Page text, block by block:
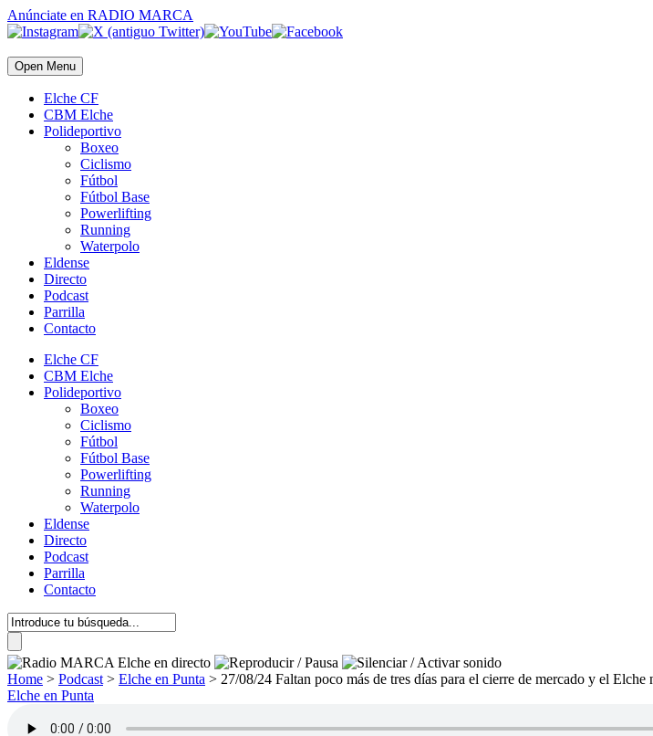
Anúnciate en RADIO MARCA
Open Menu
Elche CF
CBM Elche
Polideportivo
Boxeo
Ciclismo
Fútbol
Fútbol Base
Powerlifting
Running
Waterpolo
Eldense
Directo
Podcast
Parrilla
Contacto
Elche CF
CBM Elche
Polideportivo
Boxeo
Ciclismo
Fútbol
Fútbol Base
Powerlifting
Running
Waterpolo
Eldense
Directo
Podcast
Parrilla
Contacto
Home > Podcast > Elche en Punta > 27/08/24 Faltan poco más de tres días para el cierre de mercado y el
Elche en Punta